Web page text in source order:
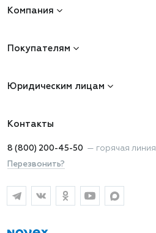
Компания
Покупателям
Юридическим лицам
Контакты
8 (800) 200-45-50 — горячая линия
Перезвонить?